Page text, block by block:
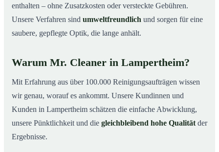
enthalten – ohne Zusatzkosten oder versteckte Gebühren.
Unsere Verfahren sind umweltfreundlich und sorgen für eine
saubere, gepflegte Optik, die lange anhält.
Warum Mr. Cleaner in Lampertheim?
Mit Erfahrung aus über 100.000 Reinigungsaufträgen wissen
wir genau, worauf es ankommt. Unsere Kundinnen und
Kunden in Lampertheim schätzen die einfache Abwicklung,
unsere Pünktlichkeit und die gleichbleibend hohe Qualität der
Ergebnisse.